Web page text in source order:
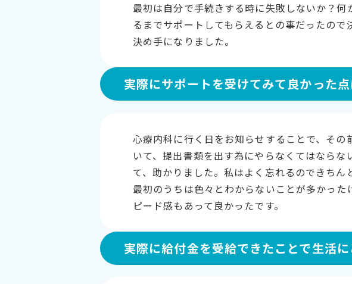
最初は自分で手続きする時に失敗しないか？
るまでサポートしてもらえるとの事だったの
決め手になりました。
実際にサポートを受けてみて良かった
心療内科に行く日をお知らせすることで、そ
いて、提出書類を出す為にやらなくてはなら
て、助かりました。私はよく忘れるのできちん
最初のうちは色々とわからないことが多かっ
ピード感もあって良かったです。
実際に給付金を受給できたことで生活